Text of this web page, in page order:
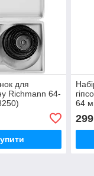
для
Richmann 64-
64
299